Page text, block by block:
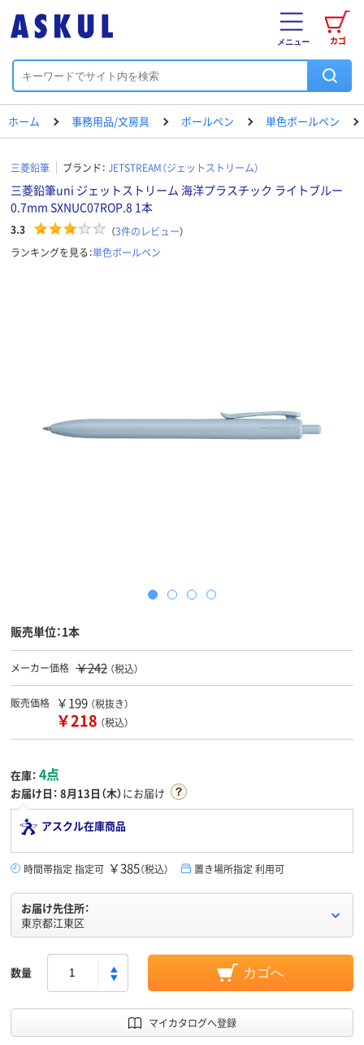
カゴ
メニュー
ホーム 事務用品/文房具 ボールペン 単色ボールペン
三菱鉛筆 ブランド： JETSTREAM（ジェットストリーム）
三菱鉛筆uni ジェットストリーム 海洋プラスチック ライトブルー
0.7mm SXNUC07ROP.8 1本
3.3 （3件のレビュー）
ランキングを見る：単色ボールペン
販売単位：1本
メーカー価格 ￥242 （税込）
販売価格 ￥199 （税抜き）
￥218 （税込）
在庫： 4点
お届け日： 8月13日（木）にお届け
アスクル在庫商品
時間帯指定 指定可 ￥385（税込） 置き場所指定 利用可
お届け先住所：
東京都江東区
数量 カゴへ
マイカタログへ登録